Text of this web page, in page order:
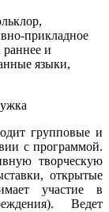
прикладное
и
языки,
групповые и
с программой.
творческую
открытые
участие в
Ведет